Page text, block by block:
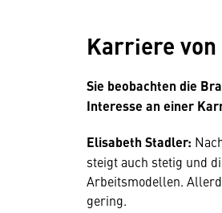
Karriere
Sie beobachten die
Interesse an einer
Elisabeth Stadler:
steigt auch stetig und
Arbeitsmodellen.
gering.